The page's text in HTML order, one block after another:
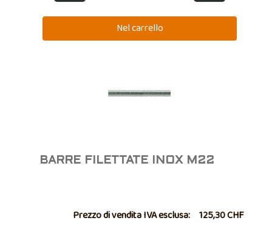
BARRE FILETTATE INOX M22
Prezzo di vendita IVA esclusa: 125,30 CHF